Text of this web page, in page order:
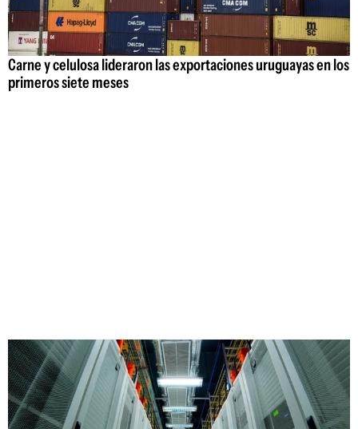
Carne y celulosa lideraron las exportaciones uruguayas en los
primeros siete meses